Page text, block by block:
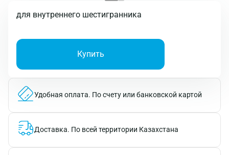
для внутреннего шестигранника
Купить
Удобная оплата. По счету или банковской картой
Доставка. По всей территории Казахстана